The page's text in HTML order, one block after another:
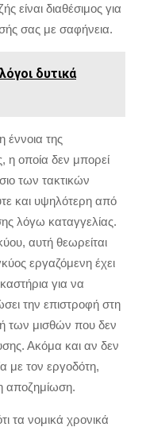
είναι διαθέσιμος για
σας με σαφήνεια.
δυτικά
έννοια της
η οποία δεν μπορεί
των τακτικών
και υψηλότερη από
λόγω καταγγελίας.
αυτή θεωρείται
εργαζόμενη έχει
για να
την επιστροφή στη
των μισθών που δεν
Ακόμα και αν δεν
με τον εργοδότη,
αποζημίωση.
τα νομικά χρονικά